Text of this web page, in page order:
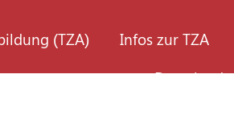
(TZA) Infos zur TZA